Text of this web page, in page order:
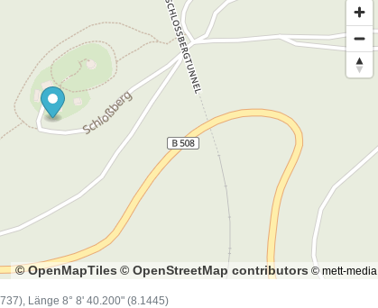
© OpenMapTiles © OpenStreetMap contributors © mett-media
Länge 8° 8' 40.200" (8.1445)